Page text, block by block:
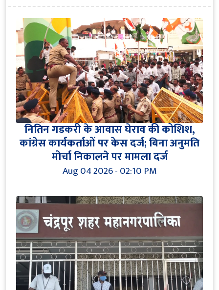
नितिन गडकरी के आवास घेराव की कोशिश,
कांग्रेस कार्यकर्ताओं पर केस दर्ज; बिना अनुमति
मोर्चा निकालने पर मामला दर्ज
Aug 04 2026 - 02:10 PM